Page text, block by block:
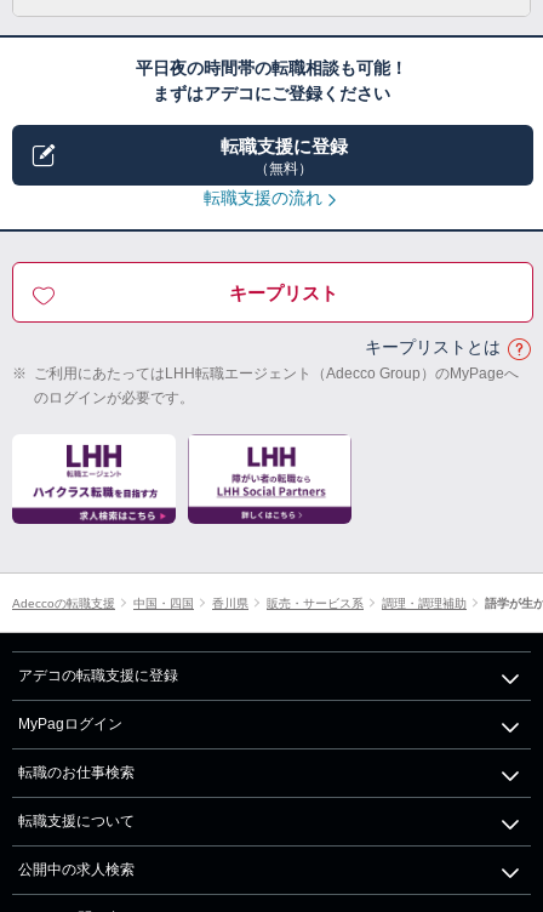
平日夜の時間帯の転職相談も可能！
まずはアデコにご登録ください
転職支援に登録
（無料）
転職支援の流れ
キープリスト
キープリストとは
※ ご利用にあたってはLHH転職エージェント（Adecco Group）のMyPageへ
のログインが必要です。
Adeccoの転職支援 中国・四国 香川県 販売・サービス系 調理・調理補助 語学が生
アデコの転職支援に登録
MyPagログイン
転職のお仕事検索
転職支援について
公開中の求人検索